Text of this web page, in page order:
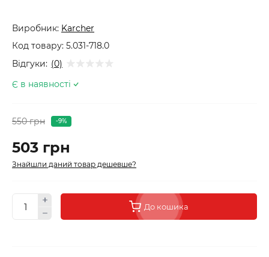
Виробник: Karcher
Код товару: 5.031-718.0
Відгуки: (0)
Є в наявності
550 грн -9%
503 грн
Знайшли даний товар дешевше?
До кошика